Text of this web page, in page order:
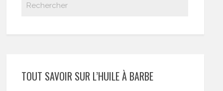
TOUT SAVOIR SUR L’HUILE À BARBE